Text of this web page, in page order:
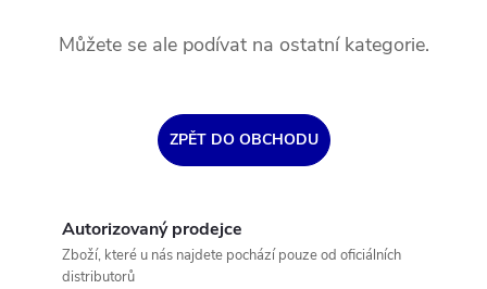
Můžete se ale podívat na ostatní kategorie.
ZPĚT DO OBCHODU
Autorizovaný prodejce
Zboží, které u nás najdete pochází pouze od oficiálních
distributorů